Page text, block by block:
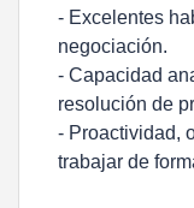
- Excelentes
negociación.
- Capacidad
resolución de
- Proactividad,
trabajar de